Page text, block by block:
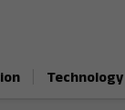
Technology